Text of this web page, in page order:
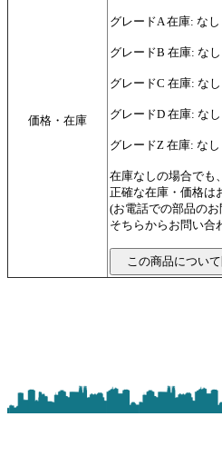
価格・在庫
グレードA 在庫: なし
グレードB 在庫: なし
グレードC 在庫: なし
グレードD 在庫: なし
グレードZ 在庫: なし
在庫なしの場合でも
正確な在庫・価格は
(お電話での部品の
そちらからお問い合